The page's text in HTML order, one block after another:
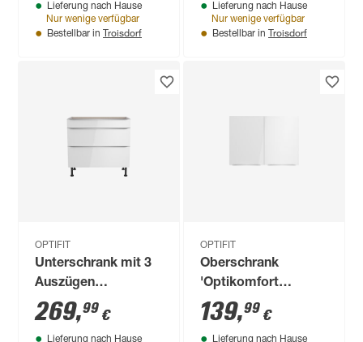
matt 90 x 87 x 58,4
cm
Lieferung nach Hause
Nur wenige verfügbar
Bestellbar in Troisdorf
Lieferung nach Hause
Nur wenige verfügbar
Bestellbar in Troisdorf
OPTIFIT
Unterschrank mit 3
Auszügen
'Optikomfort
Arvid986' weiß 90 x
269,99 €
Lieferung nach Hause
OPTIFIT
Oberschrank
'Optikomfort
Arvid986' weiß 100 x
70,4 x 34,9 cm
139,99 €
Lieferung nach Hause